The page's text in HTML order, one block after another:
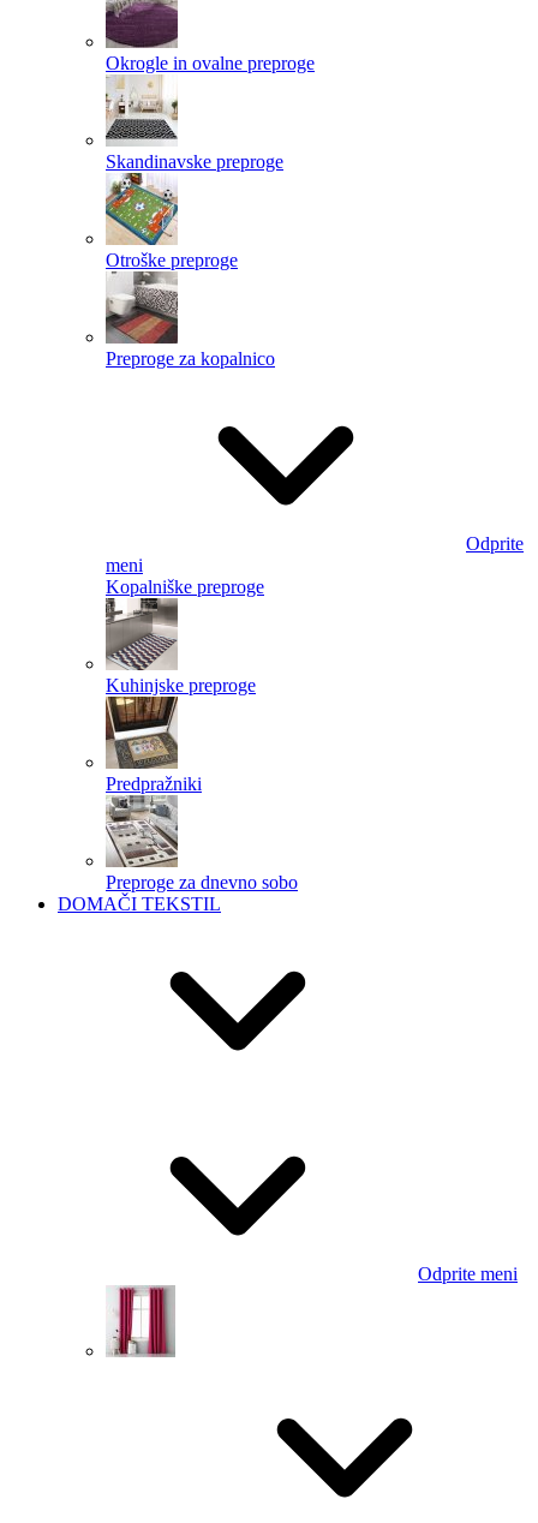
Okrogle in ovalne preproge
Skandinavske preproge
Otroške preproge
Preproge za kopalnico
Odprite
meni
Kopalniške preproge
Kuhinjske preproge
Predpražniki
Preproge za dnevno sobo
DOMAČI TEKSTIL
Odprite meni